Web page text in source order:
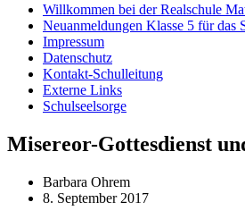
Willkommen bei der Realschule
Neuanmeldungen Klasse 5 für das
Impressum
Datenschutz
Kontakt-Schulleitung
Externe Links
Schulseelsorge
Misereor-Gottesdienst
Barbara Ohrem
8. September 2017